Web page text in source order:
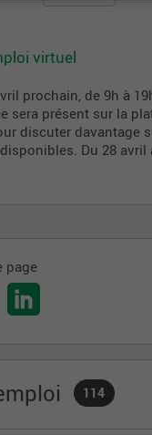
virtuel
prochain, de 9h à
sera présent sur la
discuter davantage
Du 28 avril
page
114